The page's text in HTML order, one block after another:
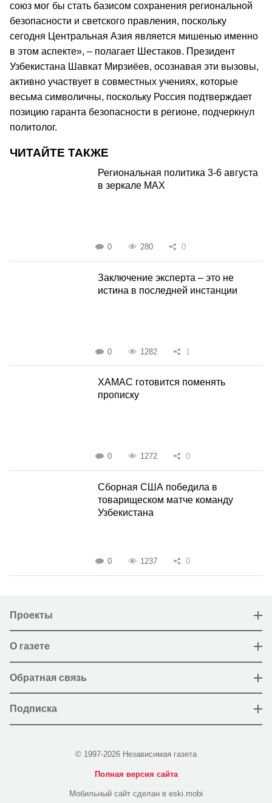
союз мог бы стать базисом сохранения региональной
безопасности и светского правления, поскольку
сегодня Центральная Азия является мишенью именно
в этом аспекте», – полагает Шестаков. Президент
Узбекистана Шавкат Мирзиёев, осознавая эти вызовы,
активно участвует в совместных учениях, которые
весьма символичны, поскольку Россия подтверждает
позицию гаранта безопасности в регионе, подчеркнул
политолог.
ЧИТАЙТЕ ТАКЖЕ
Региональная политика 3-6 августа
в зеркале MAX
0 280 0
Заключение эксперта – это не
истина в последней инстанции
0 1282 1
ХАМАС готовится поменять
прописку
0 1272 0
Сборная США победила в
товарищеском матче команду
Узбекистана
0 1237 0
Проекты
О газете
Обратная связь
Подписка
© 1997-2026 Независимая газета
Полная версия сайта
Мобильный сайт сделан в eski.mobi